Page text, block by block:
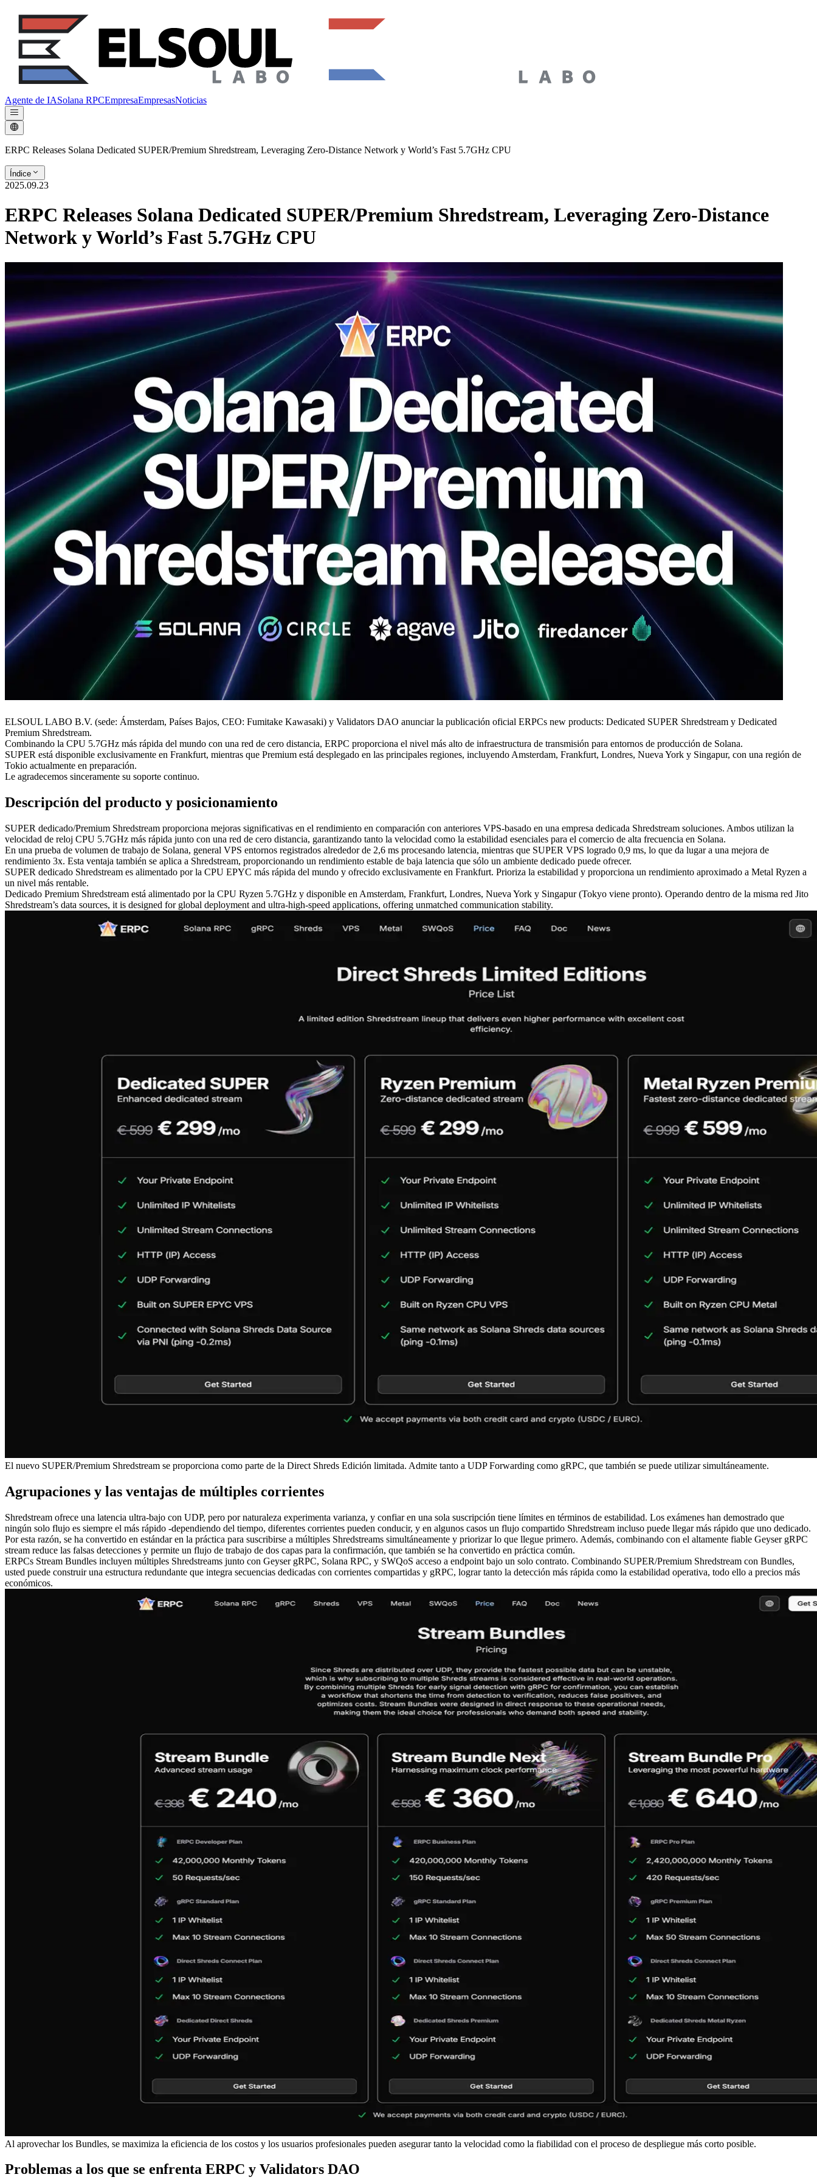
Agente de IASolana RPCEmpresaEmpresasNoticias
ERPC Releases Solana Dedicated SUPER/Premium Shredstream, Leveraging Zero-Distance Network y World’s Fast 5.7GHz CPU
Índice
2025.09.23
ERPC Releases Solana Dedicated SUPER/Premium Shredstream, Leveraging Zero-Distance
Network y World’s Fast 5.7GHz CPU
ELSOUL LABO B.V. (sede: Ámsterdam, Países Bajos, CEO: Fumitake Kawasaki) y Validators DAO anunciar la publicación oficial ERPCs new products: Dedicated SUPER Shredstream y Dedicated
Premium Shredstream.
Combinando la CPU 5.7GHz más rápida del mundo con una red de cero distancia, ERPC proporciona el nivel más alto de infraestructura de transmisión para entornos de producción de Solana.
SUPER está disponible exclusivamente en Frankfurt, mientras que Premium está desplegado en las principales regiones, incluyendo Amsterdam, Frankfurt, Londres, Nueva York y Singapur, con una región de
Tokio actualmente en preparación.
Le agradecemos sinceramente su soporte continuo.
Descripción del producto y posicionamiento
SUPER dedicado/Premium Shredstream proporciona mejoras significativas en el rendimiento en comparación con anteriores VPS-basado en una empresa dedicada Shredstream soluciones. Ambos utilizan la
velocidad de reloj CPU 5.7GHz más rápida junto con una red de cero distancia, garantizando tanto la velocidad como la estabilidad esenciales para el comercio de alta frecuencia en Solana.
En una prueba de volumen de trabajo de Solana, general VPS entornos registrados alrededor de 2,6 ms procesando latencia, mientras que SUPER VPS logrado 0,9 ms, lo que da lugar a una mejora de
rendimiento 3x. Esta ventaja también se aplica a Shredstream, proporcionando un rendimiento estable de baja latencia que sólo un ambiente dedicado puede ofrecer.
SUPER dedicado Shredstream es alimentado por la CPU EPYC más rápida del mundo y ofrecido exclusivamente en Frankfurt. Prioriza la estabilidad y proporciona un rendimiento aproximado a Metal Ryzen a
un nivel más rentable.
Dedicado Premium Shredstream está alimentado por la CPU Ryzen 5.7GHz y disponible en Amsterdam, Frankfurt, Londres, Nueva York y Singapur (Tokyo viene pronto). Operando dentro de la misma red Jito
Shredstream’s data sources, it is designed for global deployment and ultra-high-speed applications, offering unmatched communication stability.
El nuevo SUPER/Premium Shredstream se proporciona como parte de la Direct Shreds Edición limitada. Admite tanto a UDP Forwarding como gRPC, que también se puede utilizar simultáneamente.
Agrupaciones y las ventajas de múltiples corrientes
Shredstream ofrece una latencia ultra-bajo con UDP, pero por naturaleza experimenta varianza, y confiar en una sola suscripción tiene límites en términos de estabilidad. Los exámenes han demostrado que
ningún solo flujo es siempre el más rápido -dependiendo del tiempo, diferentes corrientes pueden conducir, y en algunos casos un flujo compartido Shredstream incluso puede llegar más rápido que uno dedicado.
Por esta razón, se ha convertido en estándar en la práctica para suscribirse a múltiples Shredstreams simultáneamente y priorizar lo que llegue primero. Además, combinando con el altamente fiable Geyser gRPC
stream reduce las falsas detecciones y permite un flujo de trabajo de dos capas para la confirmación, que también se ha convertido en práctica común.
ERPCs Stream Bundles incluyen múltiples Shredstreams junto con Geyser gRPC, Solana RPC, y SWQoS acceso a endpoint bajo un solo contrato. Combinando SUPER/Premium Shredstream con Bundles,
usted puede construir una estructura redundante que integra secuencias dedicadas con corrientes compartidas y gRPC, lograr tanto la detección más rápida como la estabilidad operativa, todo ello a precios más
económicos.
Al aprovechar los Bundles, se maximiza la eficiencia de los costos y los usuarios profesionales pueden asegurar tanto la velocidad como la fiabilidad con el proceso de despliegue más corto posible.
Problemas a los que se enfrenta ERPC y Validators DAO